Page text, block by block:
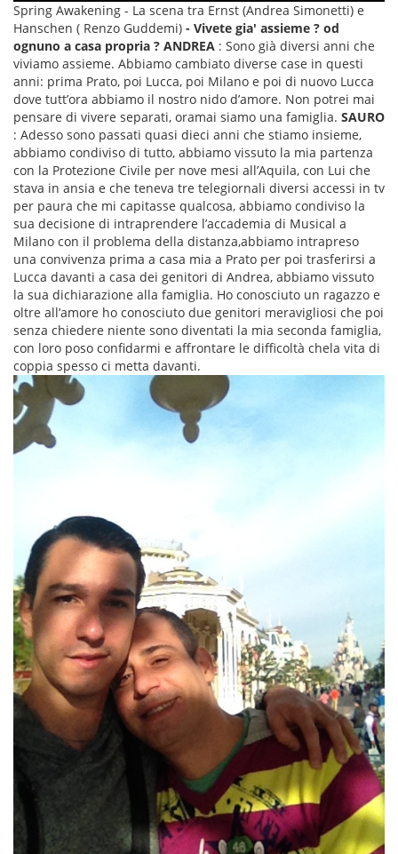
Spring Awakening - La scena tra Ernst (Andrea Simonetti) e
Hanschen ( Renzo Guddemi) - Vivete gia' assieme ? od
ognuno a casa propria ? ANDREA : Sono già diversi anni che
viviamo assieme. Abbiamo cambiato diverse case in questi
anni: prima Prato, poi Lucca, poi Milano e poi di nuovo Lucca
dove tutt’ora abbiamo il nostro nido d’amore. Non potrei mai
pensare di vivere separati, oramai siamo una famiglia. SAURO
: Adesso sono passati quasi dieci anni che stiamo insieme,
abbiamo condiviso di tutto, abbiamo vissuto la mia partenza
con la Protezione Civile per nove mesi all’Aquila, con Lui che
stava in ansia e che teneva tre telegiornali diversi accessi in tv
per paura che mi capitasse qualcosa, abbiamo condiviso la
sua decisione di intraprendere l’accademia di Musical a
Milano con il problema della distanza,abbiamo intrapreso
una convivenza prima a casa mia a Prato per poi trasferirsi a
Lucca davanti a casa dei genitori di Andrea, abbiamo vissuto
la sua dichiarazione alla famiglia. Ho conosciuto un ragazzo e
oltre all’amore ho conosciuto due genitori meravigliosi che poi
senza chiedere niente sono diventati la mia seconda famiglia,
con loro poso confidarmi e affrontare le difficoltà chela vita di
coppia spesso ci metta davanti.